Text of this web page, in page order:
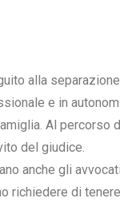
alla
e in
Al percorso
del giudice.
anche gli
di